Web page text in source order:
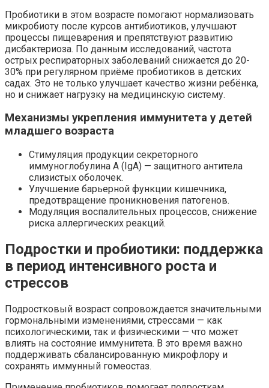
Пробиотики в этом возрасте помогают нормализовать
микробиоту после курсов антибиотиков, улучшают
процессы пищеварения и препятствуют развитию
дисбактериоза. По данным исследований, частота
острых респираторных заболеваний снижается до 20-
30% при регулярном приёме пробиотиков в детских
садах. Это не только улучшает качество жизни ребёнка,
но и снижает нагрузку на медицинскую систему.
Механизмы укрепления иммунитета у детей
младшего возраста
Стимуляция продукции секреторного
иммуноглобулина A (IgA) — защитного антитела
слизистых оболочек.
Улучшение барьерной функции кишечника,
предотвращение проникновения патогенов.
Модуляция воспалительных процессов, снижение
риска аллергических реакций.
Подростки и пробиотики: поддержка
в период интенсивного роста и
стрессов
Подростковый возраст сопровождается значительными
гормональными изменениями, стрессами — как
психологическими, так и физическими — что может
влиять на состояние иммунитета. В это время важно
поддерживать сбалансированную микрофлору и
сохранять иммунный гомеостаз.